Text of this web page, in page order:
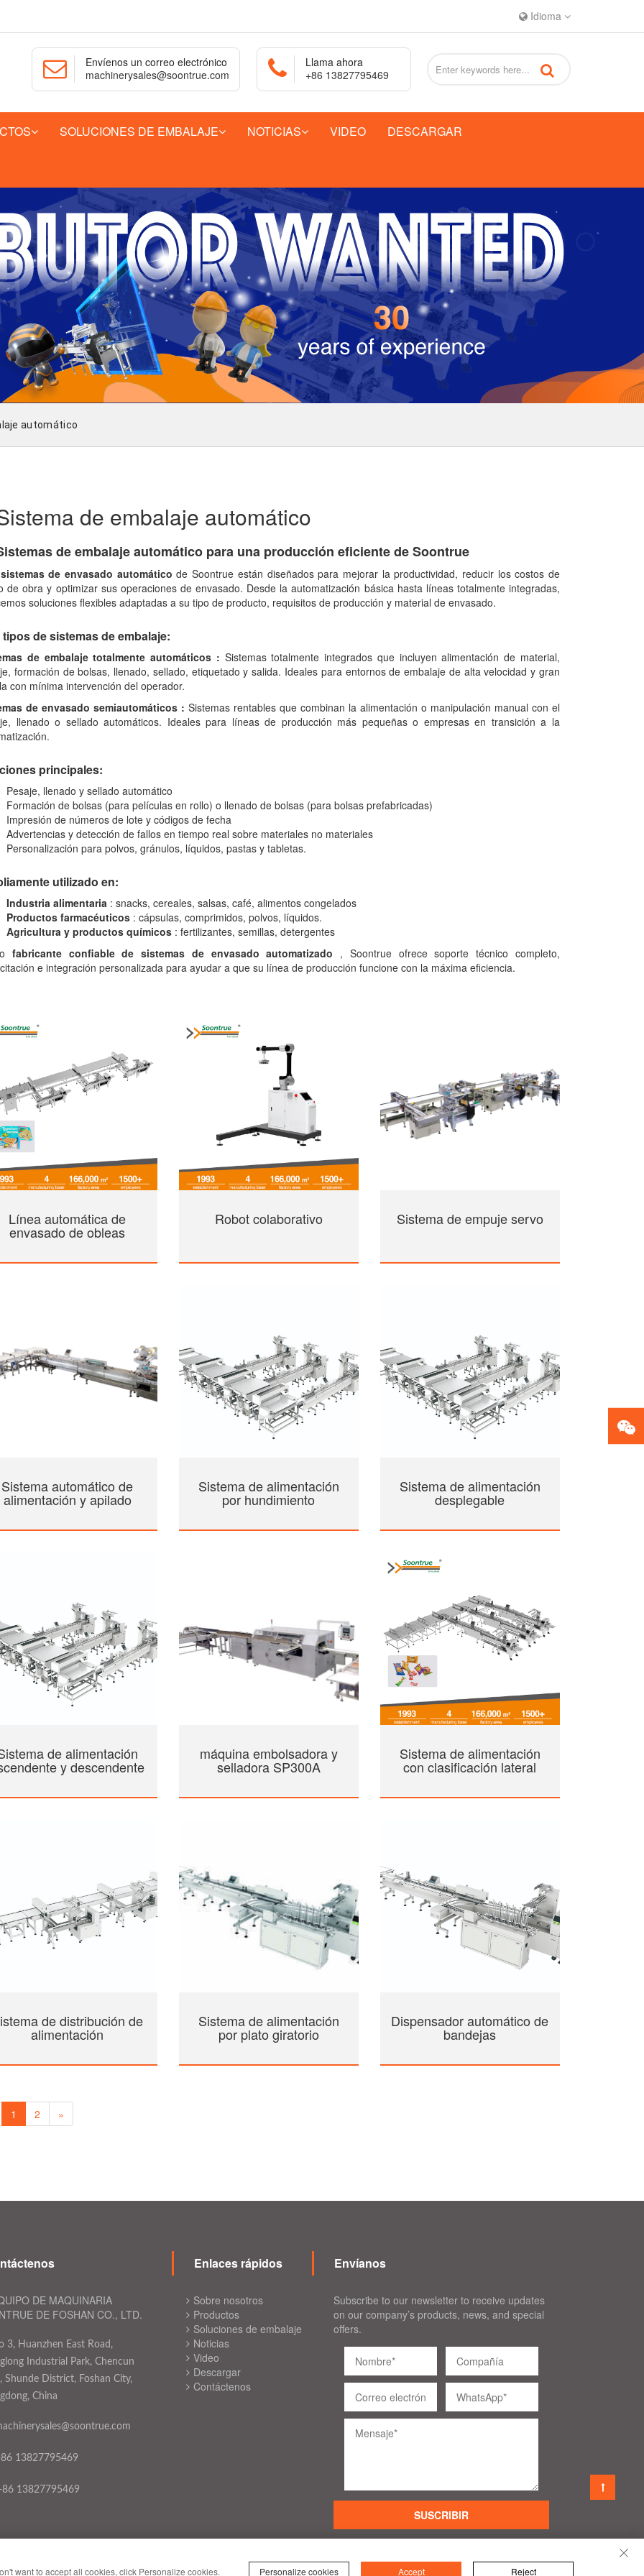
Idioma
Envíenos un correo electrónico
machinerysales@soontrue.com
Llama ahora
+86 13827795469
SOLUCIONES DE EMBALAJE NOTICIAS VIDEO DESCARGAR
automático
de embalaje automático
de embalaje automático para una producción eficiente de Soontrue
de envasado automático de Soontrue están diseñados para mejorar la productividad, reducir los costos de
de obra y optimizar sus operaciones de envasado. Desde la automatización básica hasta líneas totalmente integradas,
soluciones flexibles adaptadas a su tipo de producto, requisitos de producción y material de envasado.
de sistemas de embalaje:
de embalaje totalmente automáticos : Sistemas totalmente integrados que incluyen alimentación de material,
formación de bolsas, llenado, sellado, etiquetado y salida. Ideales para entornos de embalaje de alta velocidad y gran
con mínima intervención del operador.
de envasado semiautomáticos : Sistemas rentables que combinan la alimentación o manipulación manual con el
llenado o sellado automáticos. Ideales para líneas de producción más pequeñas o empresas en transición a la
principales:
Pesaje, llenado y sellado automático
Formación de bolsas (para películas en rollo) o llenado de bolsas (para bolsas prefabricadas)
Impresión de números de lote y códigos de fecha
Advertencias y detección de fallos en tiempo real sobre materiales no materiales
Personalización para polvos, gránulos, líquidos, pastas y tabletas.
utilizado en:
Industria alimentaria : snacks, cereales, salsas, café, alimentos congelados
Productos farmacéuticos : cápsulas, comprimidos, polvos, líquidos.
Agricultura y productos químicos : fertilizantes, semillas, detergentes
fabricante confiable de sistemas de envasado automatizado , Soontrue ofrece soporte técnico completo,
e integración personalizada para ayudar a que su línea de producción funcione con la máxima eficiencia.
Línea automática de
envasado de obleas
Robot colaborativo Sistema de empuje servo
Sistema automático de
alimentación y apilado
Sistema de alimentación
por hundimiento
Sistema de alimentación
desplegable
de alimentación
y descendente
máquina embolsadora y
selladora SP300A
Sistema de alimentación
con clasificación lateral
de distribución de
alimentación
Sistema de alimentación
por plato giratorio
Dispensador automático de
bandejas
1 2 »
DE MAQUINARIA
DE FOSHAN CO., LTD.
3, Huanzhen East Road,
Industrial Park, Chencun
Shunde District, Foshan City,
China
13827795469
13827795469
Enlaces rápidos
Sobre nosotros
Productos
Soluciones de embalaje
Noticias
Video
Descargar
Contáctenos
Envíanos
Subscribe to our newsletter to receive updates
on our company’s products, news, and special
offers.
SUSCRIBIR
want to accept all cookies, click Personalize cookies.
Personalize cookies Accept Reject